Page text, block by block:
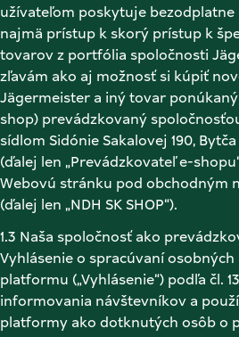
užívateľom poskytuje bezodplatne
najmä prístup k skorý prístup k
tovarov z portfólia spoločnosti
zľavám ako aj možnosť si kúpiť
Jägermeister a iný tovar
shop) prevádzkovaný
sídlom Sidónie Sakalovej 190, Bytča
(ďalej len „Prevádzkovateľ e-shopu“
Webovú stránku pod obchodným
(ďalej len „NDH SK SHOP“).
1.3 Naša spoločnosť ako
Vyhlásenie o spracúvaní osobných
platformu („Vyhlásenie“) podľa čl.
informovania návštevníkov a
platformy ako dotknutých osôb o